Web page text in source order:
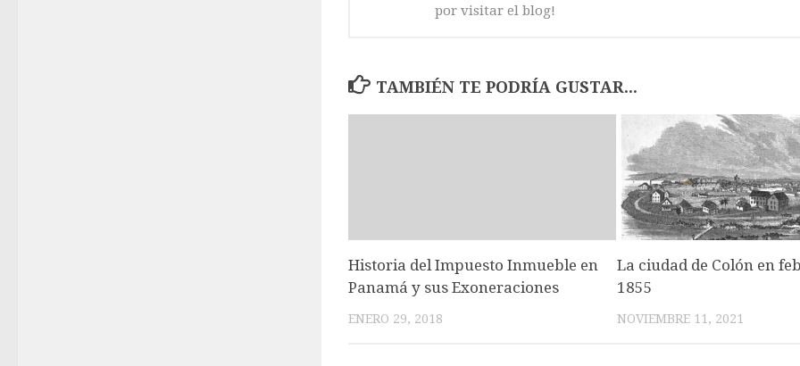
por visitar el blog!
TAMBIÉN TE PODRÍA GUSTAR...
Historia del Impuesto Inmueble en
Panamá y sus Exoneraciones
ENERO 29, 2018
La ciudad de Colón en
1855
NOVIEMBRE 11, 2021